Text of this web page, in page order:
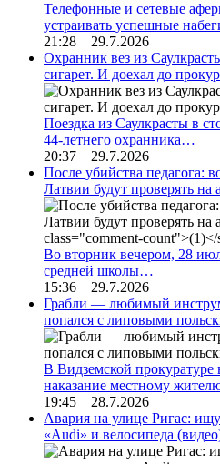
Телефонные и сетевые
устраивать успешные
21:28 29.7.2026
Охранник вез из
сигарет. И доехал до
Поездка из Саулкрасты в
44-летнего охранника…
20:37 29.7.2026
После убийства педагога:
Латвии будут проверять на
Во вторник вечером, 28
средней школы…
15:36 29.7.2026
Грабли — любимый
попался с липовыми
В Видземской прокуратуре
наказание местному
19:45 28.7.2026
Авария на улице Ригас:
«Audi» и велосипеда